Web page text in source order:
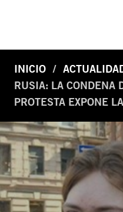
INICIO
RUSIA: LA CONDENA
PROTESTA EXPONE